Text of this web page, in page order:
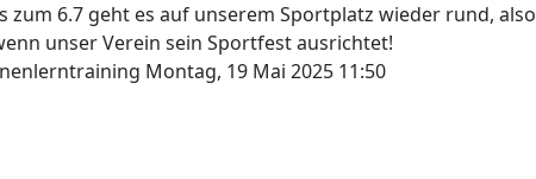
zum 6.7 geht es auf unserem Sportplatz wieder rund, also
unser Verein sein Sportfest ausrichtet!
Montag, 19 Mai 2025 11:50